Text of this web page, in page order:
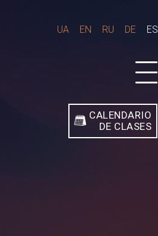
UA EN RU DE ES
CALENDARIO
DE CLASES